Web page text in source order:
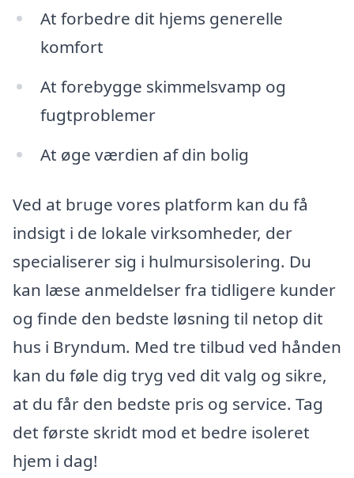
At forbedre dit hjems generelle
komfort
At forebygge skimmelsvamp og
fugtproblemer
At øge værdien af din bolig
Ved at bruge vores platform kan du få
indsigt i de lokale virksomheder, der
specialiserer sig i hulmursisolering. Du
kan læse anmeldelser fra tidligere kunder
og finde den bedste løsning til netop dit
hus i Bryndum. Med tre tilbud ved hånden
kan du føle dig tryg ved dit valg og sikre,
at du får den bedste pris og service. Tag
det første skridt mod et bedre isoleret
hjem i dag!